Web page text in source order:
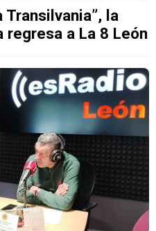
la
regresa a La 8 León